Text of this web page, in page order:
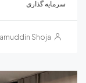
Elhamuddin